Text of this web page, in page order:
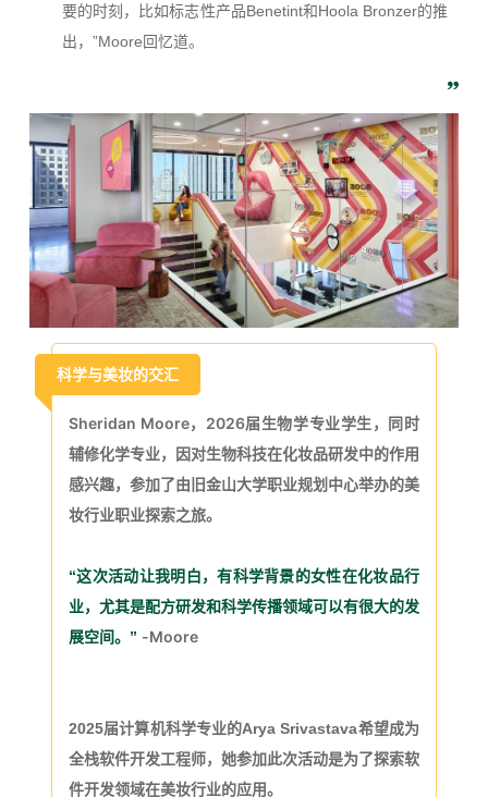
要的时刻，比如标志性产品Benetint和Hoola Bronzer的推
出，”Moore回忆道。
科学与美妆的交汇
Sheridan Moore，2026届生物学专业学生，同时
辅修化学专业，因对生物科技在化妆品研发中的作用
感兴趣，参加了由旧金山大学职业规划中心举办的美
妆行业职业探索之旅。
“这次活动让我明白，有科学背景的女性在化妆品行
业，尤其是配方研发和科学传播领域可以有很大的发
展空间。” -Moore
2025届计算机科学专业的Arya Srivastava希望成为
全栈软件开发工程师，她参加此次活动是为了探索软
件开发领域在美妆行业的应用。